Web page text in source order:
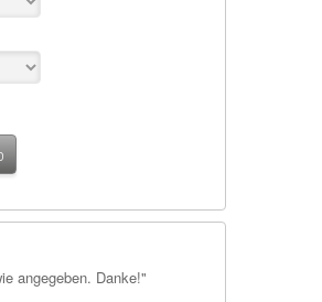
angegeben. Danke!"